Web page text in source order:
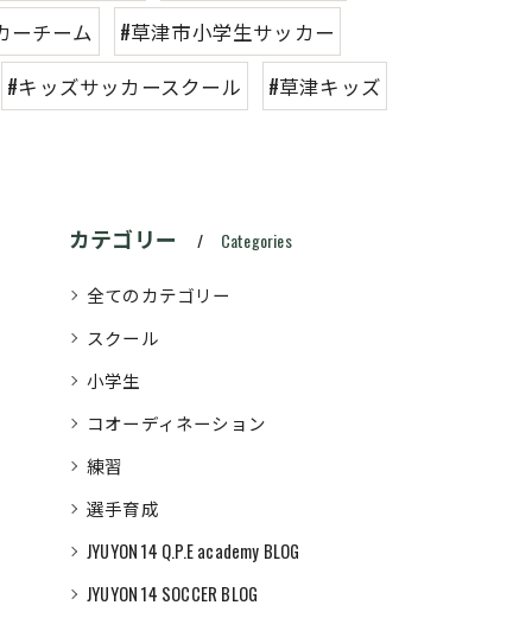
ーチーム
#草津市小学生サッカー
#キッズサッカースクール
#草津キッズ
カテゴリー Categories
全てのカテゴリー
スクール
小学生
コオーディネーション
練習
選手育成
JYUYON 14 Q.P.E academy BLOG
JYUYON 14 SOCCER BLOG